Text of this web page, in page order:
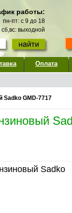
работы:
пн-пт: с 9 до 18
сб,вс: выходной
Оплата
Sadko GMD-7717
Sadko